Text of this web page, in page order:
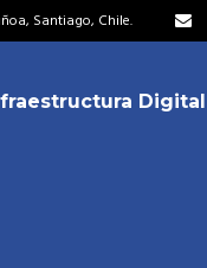
Santiago, Chile.
Digital